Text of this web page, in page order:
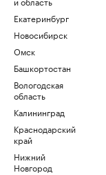
Екатеринбург
Новосибирск
Омск
Башкортостан
Вологодская
область
Калининград
Краснодарский
край
Нижний
Новгород